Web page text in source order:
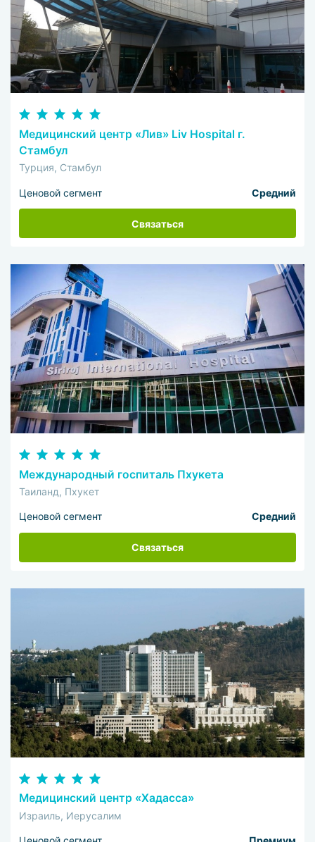
Медицинский центр «Лив» Liv Hospital г.
Стамбул
Турция, Стамбул
Ценовой сегмент Средний
Связаться
Международный госпиталь Пхукета
Таиланд, Пхукет
Ценовой сегмент Средний
Связаться
Медицинский центр «Хадасса»
Израиль, Иерусалим